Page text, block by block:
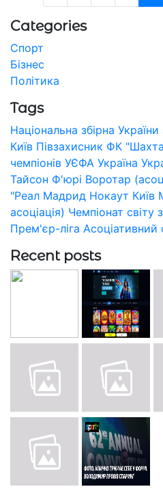
Categories
Спорт
Бізнес
Політика
Tags
Національна збірна
Київ Півзахисник ФК
чемпіонів УЄФА Україна
Тайсон Ф'юрі Воротар
"Реал Мадрид Нокаут Київ
асоціація) Чемпіонат світу
Прем'єр-ліга Асоціативний
Recent posts